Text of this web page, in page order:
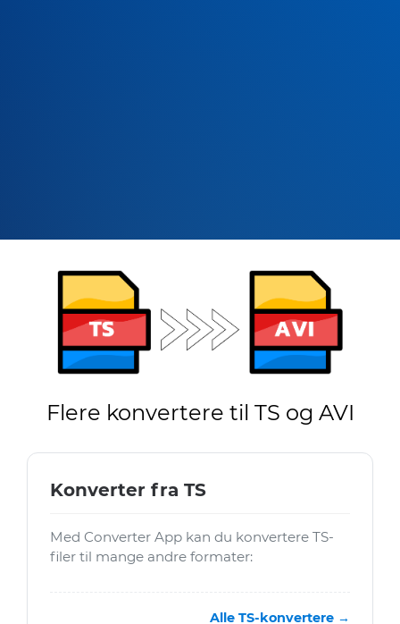
Flere konvertere til TS og AVI
Konverter fra TS
Med Converter App kan du konvertere TS-
filer til mange andre formater:
Alle TS-konvertere →